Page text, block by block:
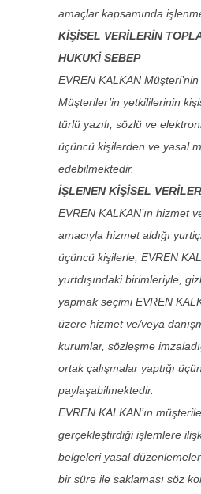
amaçlar kapsamında
KİŞİSEL VERİLERİN
HUKUKİ SEBEP
EVREN KALKAN
Müşteriler’in yetkililerinin
türlü yazılı, sözlü ve
üçüncü kişilerden ve yasal
edebilmektedir.
İŞLENEN KİŞİSEL
EVREN KALKAN’ın hizmet
amacıyla hizmet aldığı
üçüncü kişilerle, EVREN
yurtdışındaki birimleriyle,
yapmak seçimi EVREN
üzere hizmet ve/veya
kurumlar, sözleşme
ortak çalışmalar yaptığı
paylaşabilmektedir.
EVREN KALKAN’ın
gerçekleştirdiği işlemlere
belgeleri yasal
bir süre ile saklaması söz